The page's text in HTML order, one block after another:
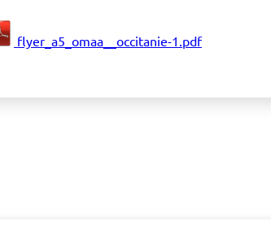
flyer_a5_omaa__occitanie-1.pdf